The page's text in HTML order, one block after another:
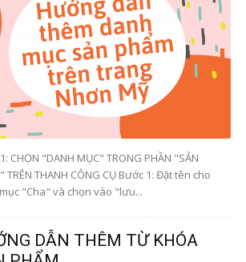
CHỌN "DANH MỤC" TRONG PHẦN "SẢN
TRÊN THANH CÔNG CỤ Bước 1: Đặt tên cho
"Cha" và chọn vào "lưu...
DẪN THÊM TỪ KHÓA